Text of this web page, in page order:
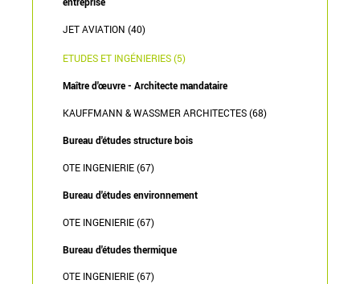
JET AVIATION (40)
ETUDES ET INGÉNIERIES (5)
Maître d'œuvre - Architecte mandataire
KAUFFMANN & WASSMER ARCHITECTES (68)
Bureau d'études structure bois
OTE INGENIERIE (67)
Bureau d'études environnement
OTE INGENIERIE (67)
Bureau d'études thermique
OTE INGENIERIE (67)